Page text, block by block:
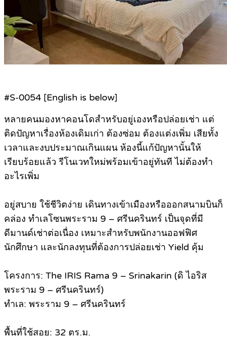
#S-0054 [English is below]
หลายคนมองหาคอนโดสำหรับอยู่เองหรือปล่อยเช่า แต่
ติดปัญหาเรื่องห้องเดิมเก่า ต้องซ่อม ต้องแต่งเพิ่ม เสียทั้ง
เวลาและงบประมาณเกินแผน ห้องนี้แก้ปัญหานั้นให้
เรียบร้อยแล้ว รีโนเวทใหม่พร้อมเข้าอยู่ทันที ไม่ต้องทำ
อะไรเพิ่ม
อยู่สบาย ใช้ชีวิตง่าย เดินทางเข้าเมืองหรือออกสนามบินก็
คล่อง ทำเลโซนพระราม 9 – ศรีนครินทร์ เป็นจุดที่มี
ดีมานด์เช่าต่อเนื่อง เหมาะสำหรับพนักงานออฟฟิศ
นักศึกษา และนักลงทุนที่ต้องการปล่อยเช่า Yield คุ้ม
โครงการ: The IRIS Rama 9 – Srinakarin (ดิ ไอริส
พระราม 9 – ศรีนครินทร์)
ทำเล: พระราม 9 – ศรีนครินทร์
พื้นที่ใช้สอย: 32 ตร.ม.